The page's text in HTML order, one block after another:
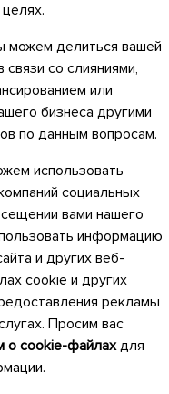
можем делиться вашей
со слияниями,
или
бизнеса другими
по данным вопросам.
использовать
социальных
вами нашего
информацию
и других веб-
cookie и других
рекламы
Просим вас
о cookie-файлахдля